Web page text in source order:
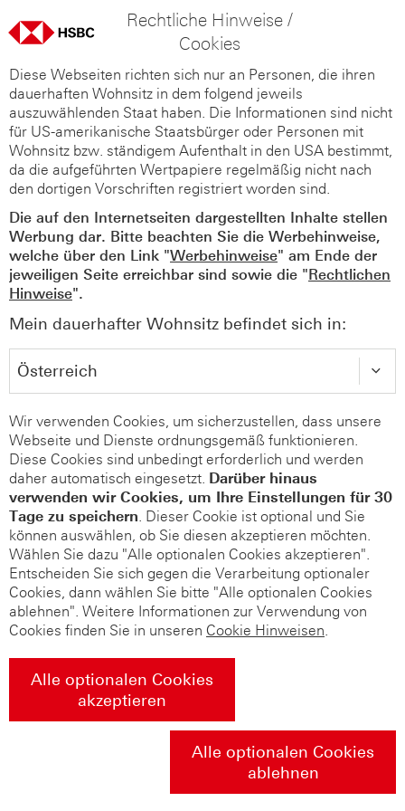
Rechtliche Hinweise /
Cookies
Diese Webseiten richten sich nur an Personen, die ihren
dauerhaften Wohnsitz in dem folgend jeweils
auszuwählenden Staat haben. Die Informationen sind nicht
für US-amerikanische Staatsbürger oder Personen mit
Wohnsitz bzw. ständigem Aufenthalt in den USA bestimmt,
da die aufgeführten Wertpapiere regelmäßig nicht nach
den dortigen Vorschriften registriert worden sind.
Die auf den Internetseiten dargestellten Inhalte stellen
Werbung dar. Bitte beachten Sie die Werbehinweise,
welche über den Link "Werbehinweise" am Ende der
jeweiligen Seite erreichbar sind sowie die "Rechtlichen
Hinweise".
Mein dauerhafter Wohnsitz befindet sich in:
Wir verwenden Cookies, um sicherzustellen, dass unsere
Webseite und Dienste ordnungsgemäß funktionieren.
Diese Cookies sind unbedingt erforderlich und werden
daher automatisch eingesetzt. Darüber hinaus
verwenden wir Cookies, um Ihre Einstellungen für 30
Tage zu speichern. Dieser Cookie ist optional und Sie
können auswählen, ob Sie diesen akzeptieren möchten.
Wählen Sie dazu "Alle optionalen Cookies akzeptieren".
Entscheiden Sie sich gegen die Verarbeitung optionaler
Cookies, dann wählen Sie bitte "Alle optionalen Cookies
ablehnen". Weitere Informationen zur Verwendung von
Cookies finden Sie in unseren Cookie Hinweisen.
Alle optionalen Cookies
akzeptieren
Alle optionalen Cookies
ablehnen